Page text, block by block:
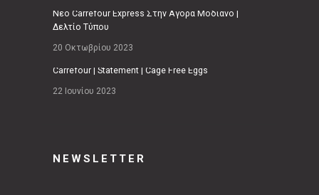
Νέο Carrefour Express Στην Αγορά Μοδιάνο |
Δελτίο Τύπου
20 Οκτωβρίου 2023
Carrefour | Statement | Cage Free Eggs
22 Ιουνίου 2023
NEWSLETTER